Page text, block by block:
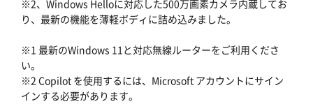
※2、Windows Helloに対応した500万画素カメラ内蔵してお
り、最新の機能を薄軽ボディに詰め込みました。
※1 最新のWindows 11と対応無線ルーターをご利用くださ
い。
※2 Copilot を使用するには、Microsoft アカウントにサイン
インする必要があります。